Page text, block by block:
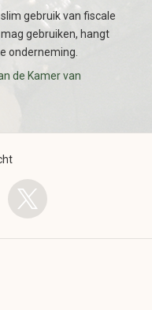
gebruik van fiscale
gebruiken, hangt
onderneming.
de Kamer van